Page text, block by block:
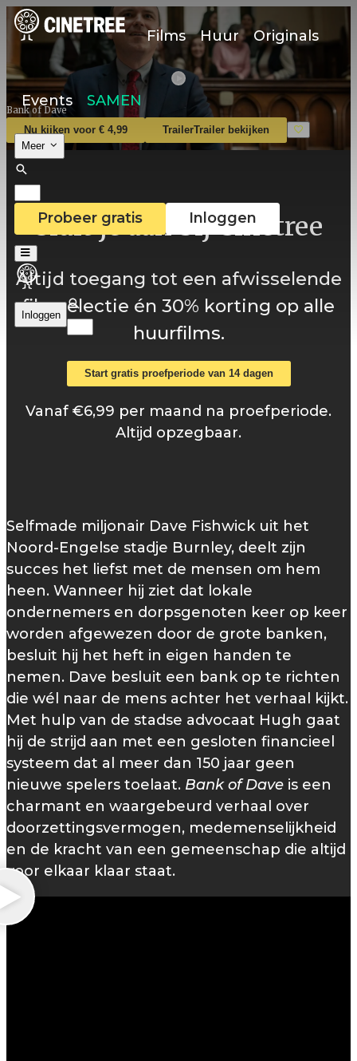
Films Huur Originals
Events SAMEN
Meer
Probeer gratis Inloggen
Inloggen
Bank of Dave
Nu kijken voor € 4,99 TrailerTrailer bekijken
Sluit je aan bij Cinetree
Altijd toegang tot een afwisselende
filmselectie én 30% korting op alle
huurfilms.
Start gratis proefperiode van 14 dagen
Vanaf €6,99 per maand na proefperiode.
Altijd opzegbaar.
Selfmade miljonair Dave Fishwick uit het
Noord-Engelse stadje Burnley, deelt zijn
succes het liefst met de mensen om hem
heen. Wanneer hij ziet dat lokale
ondernemers en dorpsgenoten keer op keer
worden afgewezen door de grote banken,
besluit hij het heft in eigen handen te
nemen. Dave besluit een bank op te richten
die wél naar de mens achter het verhaal kijkt.
Met hulp van de stadse advocaat Hugh gaat
hij de strijd aan met een gesloten financieel
systeem dat al meer dan 150 jaar geen
nieuwe spelers toelaat. Bank of Dave is een
charmant en waargebeurd verhaal over
doorzettingsvermogen, medemenselijkheid
en de kracht van een gemeenschap die altijd
voor elkaar klaar staat.